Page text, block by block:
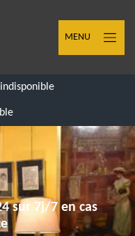
MENU
indisponible
sur 7j/7 en cas